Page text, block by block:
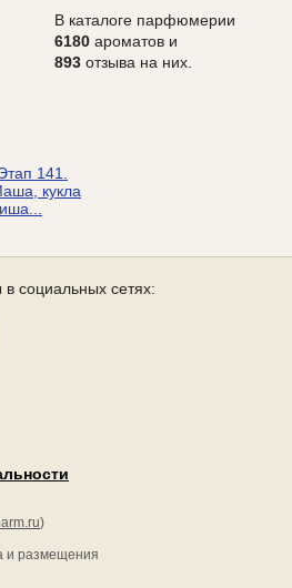
В каталоге парфюмерии
6180 ароматов и
893 отзыва на них.
141.
кукла
социальных сетях:
)
и размещения